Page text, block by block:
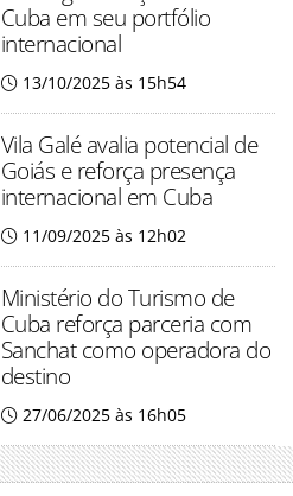
Cuba em seu portfólio
internacional
13/10/2025 às 15h54
Vila Galé avalia potencial de
Goiás e reforça presença
internacional em Cuba
11/09/2025 às 12h02
Ministério do Turismo de
Cuba reforça parceria com
Sanchat como operadora do
destino
27/06/2025 às 16h05